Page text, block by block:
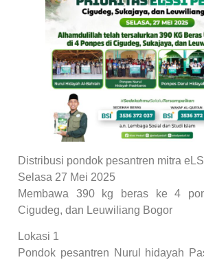
Distribusi pondok pesantren mitra
Selasa 27 Mei 2025
Membawa 390 kg beras ke 4
Cigudeg, dan Leuwiliang Bogor
Lokasi 1
Pondok pesantren Nurul hidayah